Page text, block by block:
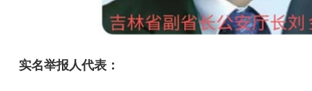
实名举报人代表：